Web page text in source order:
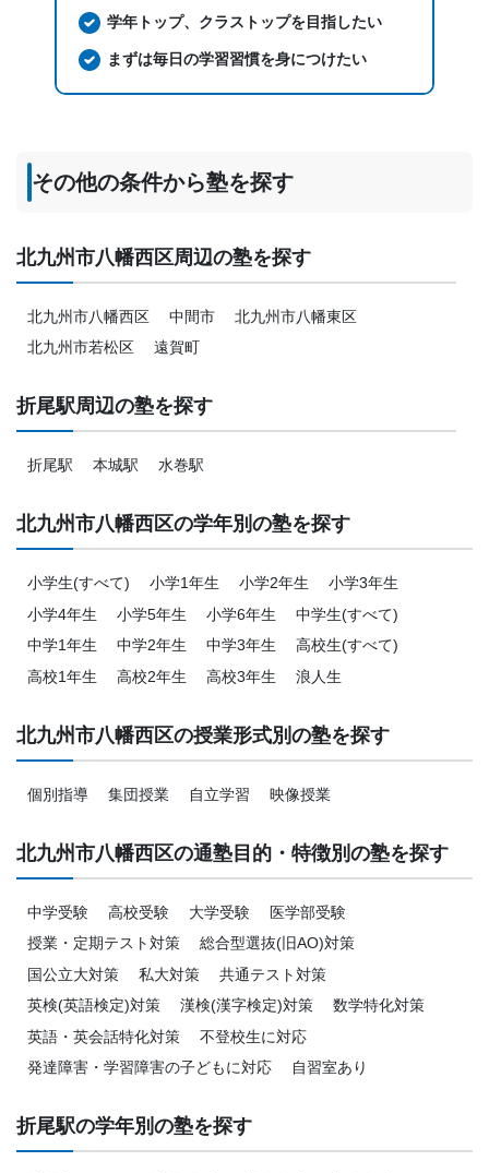
学年トップ、クラストップを目指したい
まずは毎日の学習習慣を身につけたい
その他の条件から塾を探す
北九州市八幡西区周辺の塾を探す
北九州市八幡西区 中間市
北九州市八幡東区
北九州市若松区
遠賀町
折尾駅周辺の塾を探す
折尾駅 本城駅 水巻駅
北九州市八幡西区の学年別の塾を探す
小学生(すべて) 小学1年生 小学2年生
小学3年生
小学4年生
小学5年生 小学6年生
中学生(すべて)
中学1年生
中学2年生 中学3年生
高校生(すべて)
高校1年生
高校2年生 高校3年生 浪人生
北九州市八幡西区の授業形式別の塾を探す
個別指導 集団授業 自立学習 映像授業
北九州市八幡西区の通塾目的・特徴別の塾を探す
中学受験 高校受験 大学受験
医学部受験
授業・定期テスト対策
総合型選抜(旧AO)対策
国公立大対策
私大対策
共通テスト対策
英検(英語検定)対策
漢検(漢字検定)対策
数学特化対策
英語・英会話特化対策
不登校生に対応
発達障害・学習障害の子どもに対応
自習室あり
折尾駅の学年別の塾を探す